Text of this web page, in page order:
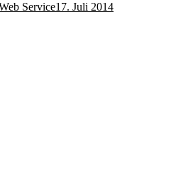
Service17. Juli 2014